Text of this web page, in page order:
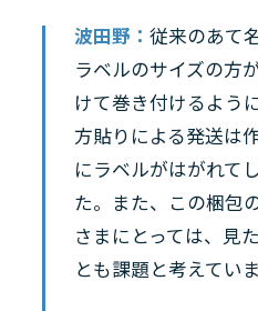
波田野： 従来のあて
ラベルのサイズの方
けて巻き付けるよう
方貼りによる発送は
にラベルがはがれて
た。また、この梱包
さまにとっては、見
とも課題と考えてい